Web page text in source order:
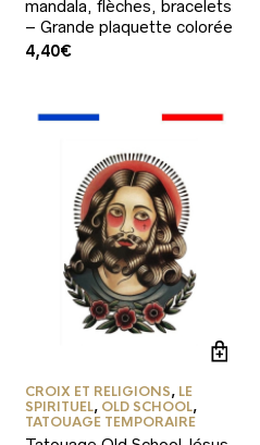
mandala, flèches, bracelets
– Grande plaquette colorée
4,40€
CROIX ET RELIGIONS, LE
SPIRITUEL, OLD SCHOOL,
TATOUAGE TEMPORAIRE